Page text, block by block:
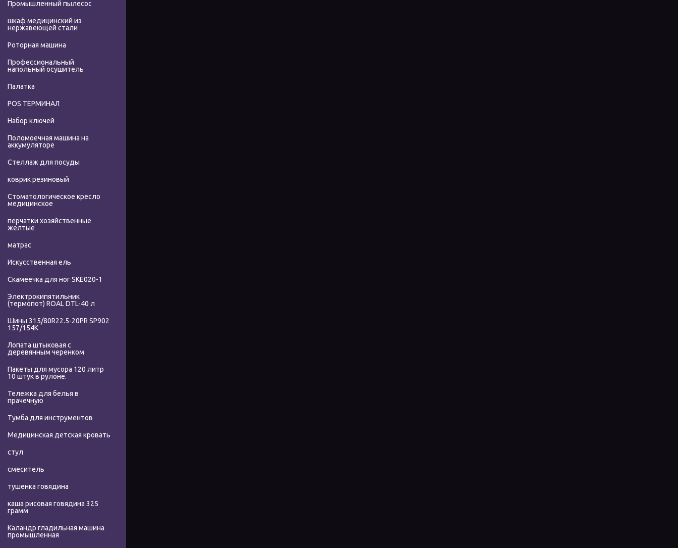
Промышленный пылесос
шкаф медицинский из
нержавеющей стали
Роторная машина
Профессиональный
напольный осушитель
Палатка
POS ТЕРМИНАЛ
Набор ключей
Поломоечная машина на
аккумуляторе
Стеллаж для посуды
коврик резиновый
Стоматологическое кресло
медицинское
перчатки хозяйственные
желтые
матрас
Искусственная ель
Скамеечка для ног SKE020-1
Электрокипятильник
(термопот) ROAL DTL-40 л
Шины 315/80R22.5-20PR SP902
157/154K
Лопата штыковая с
деревянным черенком
Пакеты для мусора 120 литр
10 штук в рулоне.
Тележка для белья в
прачечную
Тумба для инструментов
Медицинская детская кровать
стул
смеситель
тушенка говядина
каша рисовая говядина 325
грамм
Каландр гладильная машина
промышленная